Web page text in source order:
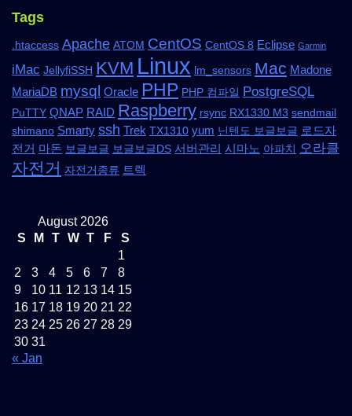
Tags
.htaccess Apache ATOM CentOS CentOS 8 Eclipse Garmin
iMac JellyfiSSH KVM Linux lm_sensors Mac Madone
MariaDB mysql Oracle PHP PHP 컴파일 PostgreSQL
PuTTY QNAP RAID Raspberry rsync RX1330 M3 sendmail
shimano Smarty ssh Trek TX1310 yum 닌텐도 보글보글 로드자
전거 마돈 보글보글 보글보글DS 서버관리 시마노 아파치 오라클
자전거 자전거종류 트렉
August 2026
S
M T W T F
S
1
2
3 4 5 6 7
8
9
10 11 12 13 14 15
16 17 18 19 20 21 22
23 24 25 26 27 28 29
30 31
« Jan